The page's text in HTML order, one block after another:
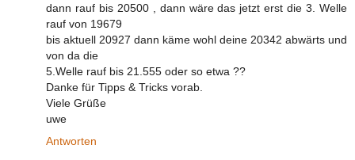
dann rauf bis 20500 , dann wäre das jetzt erst die 3. Welle
rauf von 19679
bis aktuell 20927 dann käme wohl deine 20342 abwärts und
von da die
5.Welle rauf bis 21.555 oder so etwa ??
Danke für Tipps & Tricks vorab.
Viele Grüße
uwe
Antworten